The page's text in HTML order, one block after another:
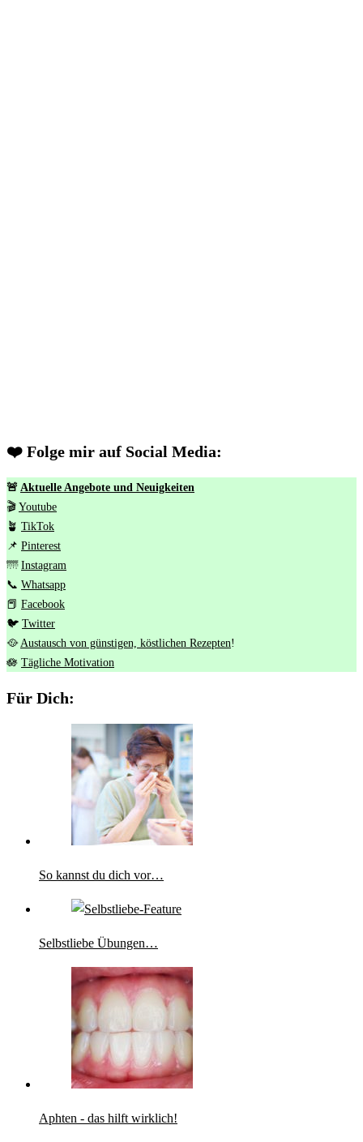
❤️ Folge mir auf Social Media:
🚨 Aktuelle Angebote und Neuigkeiten
🎬Youtube
🪴 TikTok
📌 Pinterest
🌁Instagram
📞 Whatsapp
📕 Facebook
🐦 Twitter
🥘Austausch von günstigen, köstlichen Rezepten!
🪷 Tägliche Motivation
Für Dich:
So kannst du dich vor…
Selbstliebe Übungen…
Aphten - das hilft wirklich!